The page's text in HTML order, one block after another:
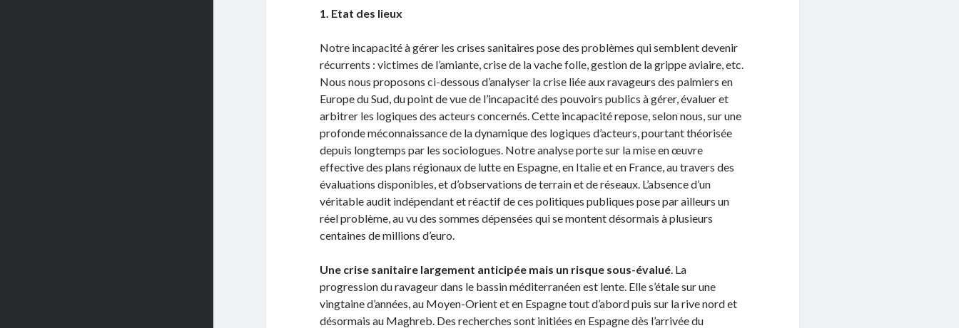
1. Etat des lieux
Notre incapacité à gérer les crises sanitaires pose des problèmes qui semblent devenir
récurrents : victimes de l’amiante, crise de la vache folle, gestion de la grippe aviaire, etc.
Nous nous proposons ci-dessous d’analyser la crise liée aux ravageurs des palmiers en
Europe du Sud, du point de vue de l’incapacité des pouvoirs publics à gérer, évaluer et
arbitrer les logiques des acteurs concernés. Cette incapacité repose, selon nous, sur une
profonde méconnaissance de la dynamique des logiques d’acteurs, pourtant théorisée
depuis longtemps par les sociologues. Notre analyse porte sur la mise en œuvre
effective des plans régionaux de lutte en Espagne, en Italie et en France, au travers des
évaluations disponibles, et d’observations de terrain et de réseaux. L’absence d’un
véritable audit indépendant et réactif de ces politiques publiques pose par ailleurs un
réel problème, au vu des sommes dépensées qui se montent désormais à plusieurs
centaines de millions d’euro.
Une crise sanitaire largement anticipée mais un risque sous-évalué . La
progression du ravageur dans le bassin méditerranéen est lente. Elle s’étale sur une
vingtaine d’années, au Moyen-Orient et en Espagne tout d’abord puis sur la rive nord et
désormais au Maghreb. Des recherches sont initiées en Espagne dès l’arrivée du